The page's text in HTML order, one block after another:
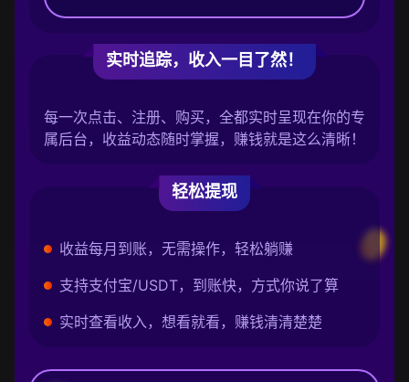
实时追踪，收入一目了然！
每一次点击、注册、购买，全都实时呈现在你的专
属后台，收益动态随时掌握，赚钱就是这么清晰！
轻松提现
收益每月到账，无需操作，轻松躺赚
支持支付宝/USDT，到账快，方式你说了算
实时查看收入，想看就看，赚钱清清楚楚